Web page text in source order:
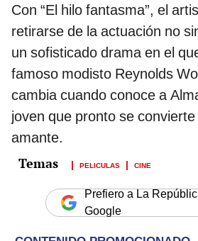
Con “El hilo fantasma”, el
retirarse de la actuación no
un sofisticado drama en el
famoso modisto Reynolds
cambia cuando conoce a
joven que pronto se
amante.
PELICULAS CINE
Prefiero a La
Google